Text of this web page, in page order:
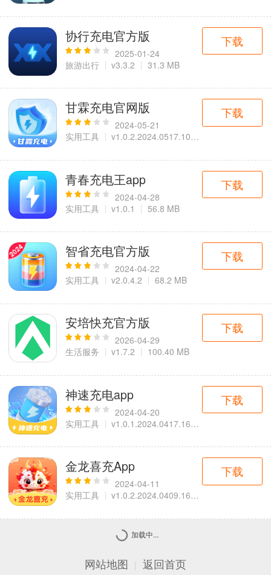
协行充电官方版
2025-01-24
旅游出行
v3.3.2 31.3 MB
下载
甘霖充电官网版
2024-05-21
实用工具
v1.0.2.2024.0517.1035
下载
青春充电王app
2024-04-28
实用工具
v1.0.1 56.8 MB
下载
智省充电官方版
2024-04-22
实用工具
v2.0.4.2 68.2 MB
下载
安培快充官方版
2026-04-29
生活服务
v1.7.2 100.40 MB
下载
神速充电app
2024-04-20
实用工具
v1.0.1.2024.0417.1642
下载
金龙喜充App
2024-04-11
实用工具
v1.0.2.2024.0409.1616
下载
加载中...
网站地图 返回首页